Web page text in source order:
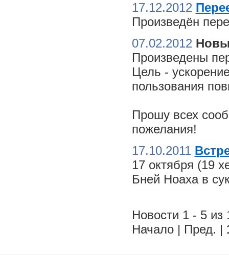
17.12.2012
Произведён
07.02.2012
Произведены
Цель -
пользования
Прошу всех
пожелания!
17.10.2011
17 октября (19
Бней Ноаха в
Новости 1 - 5 из
Начало | Пред. |